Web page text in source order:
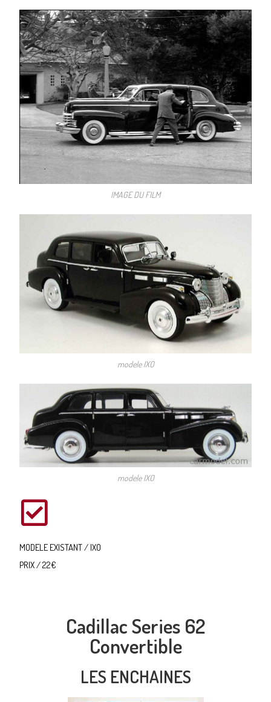
IMAGE DU FILM
modele IXO
modele IXO
MODELE EXISTANT / IXO
PRIX / 22€
Cadillac Series 62
Convertible
LES ENCHAINES